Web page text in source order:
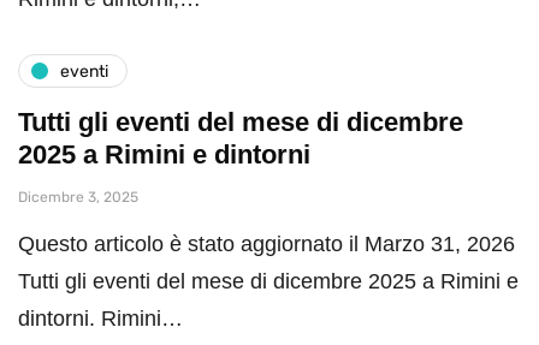
eventi
Tutti gli eventi del mese di dicembre
2025 a Rimini e dintorni
Dicembre 3, 2025
Questo articolo è stato aggiornato il Marzo 31, 2026
Tutti gli eventi del mese di dicembre 2025 a Rimini e
dintorni. Rimini…